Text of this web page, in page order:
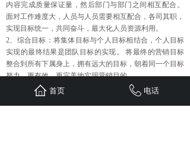
内容完成质量保证量，然后部门与部门之间相互配合。
面对工作难度大，人员与人员需要相互配合，各司其职，
实现目标统一，共同奋斗，最大化人员资源利用。
2、综合目标：将集体目标与个人目标相结合，个人目标
实现的最终结果是团队目标的实现。 将最终的营销目标
整合到所有下属身上，拥有远大的目标，朝着同一个目标
努力，更有效、更完美地实现营销目的。
无论是营销还是管理，“整合”都会在渠道、人员、目标等
首页 电话